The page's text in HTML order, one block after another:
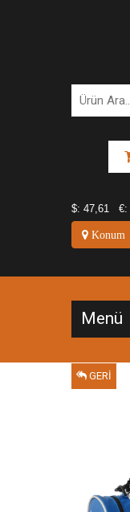
$: 47,61 €:
Konum
GERİ